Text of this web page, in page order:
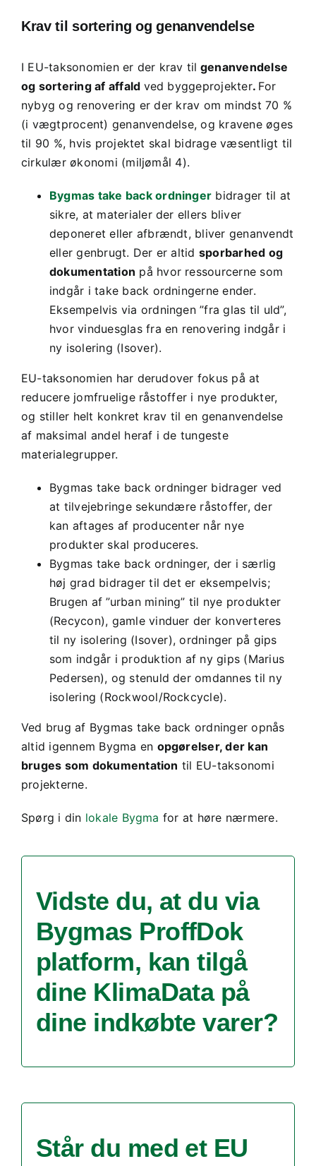
Krav til sortering og genanvendelse
I EU-taksonomien er der krav til genanvendelse
og sortering af affald ved byggeprojekter. For
nybyg og renovering er der krav om mindst 70 %
(i vægtprocent) genanvendelse, og kravene øges
til 90 %, hvis projektet skal bidrage væsentligt til
cirkulær økonomi (miljømål 4).
Bygmas take back ordninger bidrager til at
sikre, at materialer der ellers bliver
deponeret eller afbrændt, bliver genanvendt
eller genbrugt. Der er altid sporbarhed og
dokumentation på hvor ressourcerne som
indgår i take back ordningerne ender.
Eksempelvis via ordningen ”fra glas til uld”,
hvor vinduesglas fra en renovering indgår i
ny isolering (Isover).
EU-taksonomien har derudover fokus på at
reducere jomfruelige råstoffer i nye produkter,
og stiller helt konkret krav til en genanvendelse
af maksimal andel heraf i de tungeste
materialegrupper.
Bygmas take back ordninger bidrager ved
at tilvejebringe sekundære råstoffer, der
kan aftages af producenter når nye
produkter skal produceres.
Bygmas take back ordninger, der i særlig
høj grad bidrager til det er eksempelvis;
Brugen af ”urban mining” til nye produkter
(Recycon), gamle vinduer der konverteres
til ny isolering (Isover), ordninger på gips
som indgår i produktion af ny gips (Marius
Pedersen), og stenuld der omdannes til ny
isolering (Rockwool/Rockcycle).
Ved brug af Bygmas take back ordninger opnås
altid igennem Bygma en opgørelser, der kan
bruges som dokumentation til EU-taksonomi
projekterne.
Spørg i din lokale Bygma for at høre nærmere.
Vidste du, at du via
Bygmas ProffDok
platform, kan tilgå
dine KlimaData på
dine indkøbte varer?
Står du med et EU